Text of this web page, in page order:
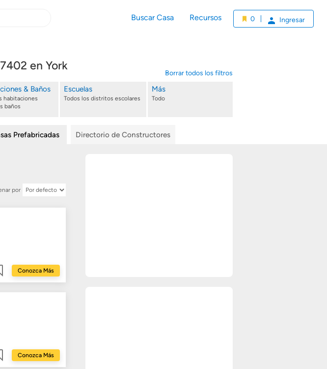
Buscar Casa Recursos 0 Ingresar
en York
Borrar todos los filtros
& Baños
habitaciones
baños
Escuelas
Todos los distritos escolares
Más
Todo
Prefabricadas Directorio de Constructores
por
Conozca Más
Conozca Más